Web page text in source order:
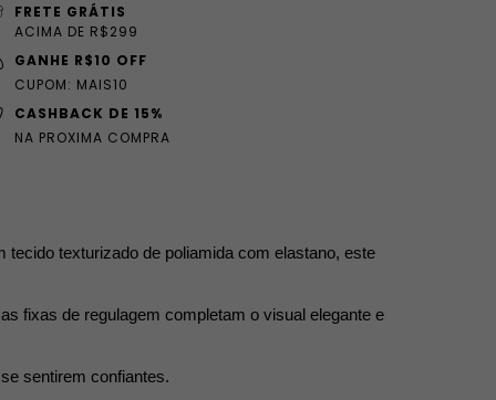
FRETE GRÁTIS
ACIMA DE R$299
GANHE R$10 OFF
CUPOM: MAIS10
CASHBACK DE 15%
NA PROXIMA COMPRA
tecido texturizado de poliamida com elastano, este
fixas de regulagem completam o visual elegante e
sentirem confiantes.